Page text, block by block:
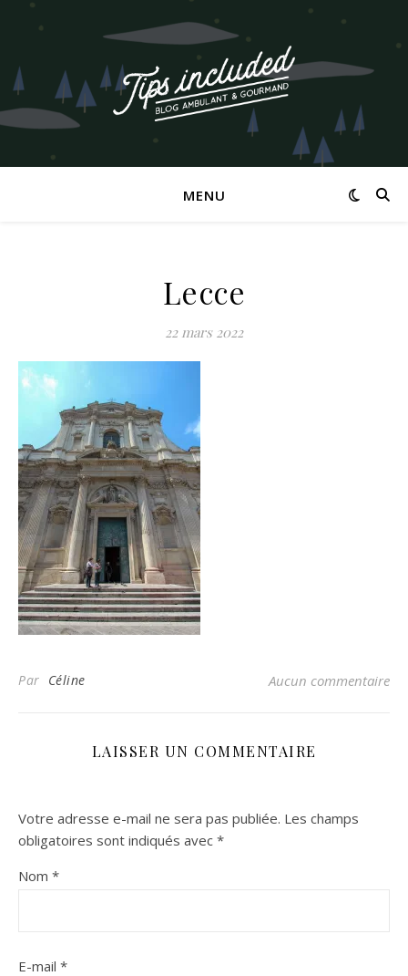
MENU
Lecce
22 mars 2022
Par Céline Aucun commentaire
LAISSER UN COMMENTAIRE
Votre adresse e-mail ne sera pas publiée. Les champs
obligatoires sont indiqués avec *
Nom *
E-mail *